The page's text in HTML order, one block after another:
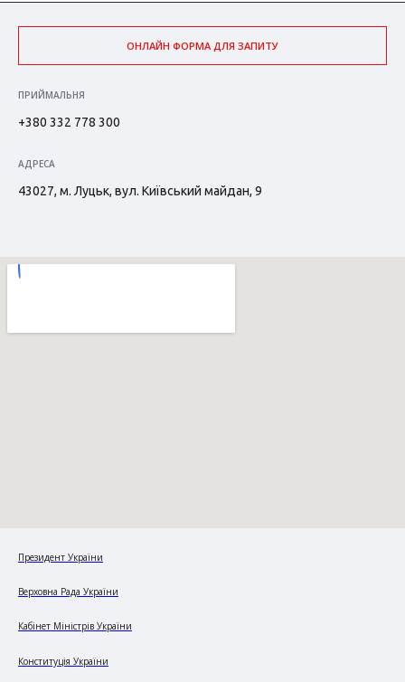
ОНЛАЙН ФОРМА ДЛЯ ЗАПИТУ
ПРИЙМАЛЬНЯ
+380 332 778 300
АДРЕСА
43027, м. Луцьк, вул. Київський майдан, 9
Президент України
Верховна Рада України
Кабінет Міністрів України
Конституція України